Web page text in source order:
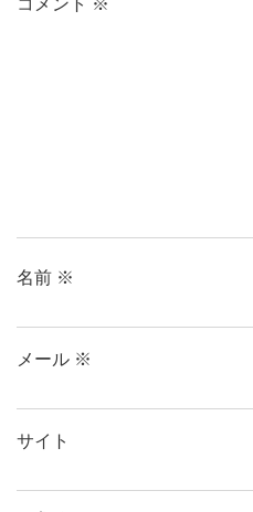
名前 ※
メール ※
サイト